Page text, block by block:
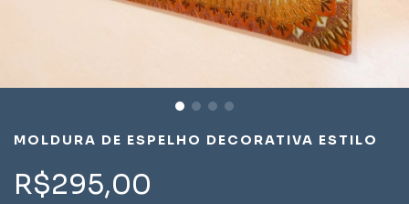
MOLDURA DE ESPELHO DECORATIVA ESTILO
R$295,00